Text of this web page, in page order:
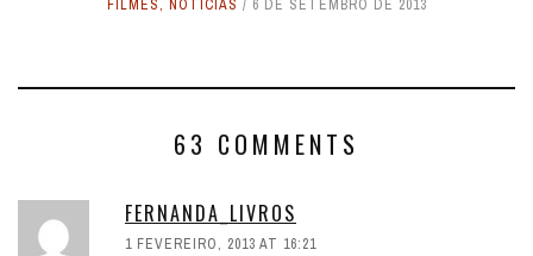
FILMES, NOTICIAS 6 DE SETEMBRO DE 2013
63 COMMENTS
FERNANDA_LIVROS
1 FEVEREIRO, 2013 AT 16:21